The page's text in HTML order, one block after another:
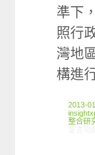
準下
照行
灣地
構進
2013-
整合研